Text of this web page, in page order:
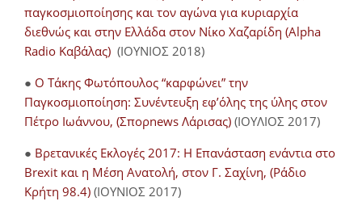
παγκοσμιοποίησης και τον αγώνα για κυριαρχία
διεθνώς και στην Ελλάδα στον Νίκο Χαζαρίδη (Alpha
Radio Καβάλας) (ΙΟΥΝΙΟΣ 2018)
● Ο Τάκης Φωτόπουλος “καρφώνει” την
Παγκοσμιοποίηση: Συνέντευξη εφ’όλης της ύλης στον
Πέτρο Ιωάννου, (Σπορnews Λάρισας) (ΙΟΥΛΙΟΣ 2017)
● Βρετανικές Εκλογές 2017: Η Επανάσταση ενάντια στο
Brexit και η Μέση Ανατολή, στον Γ. Σαχίνη, (Ράδιο
Κρήτη 98.4) (ΙΟΥΝΙΟΣ 2017)